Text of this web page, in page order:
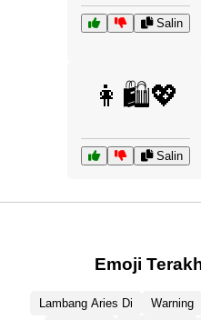
Salin
👩🛍️💖
Salin
Emoji
Lambang Aries Di Warning